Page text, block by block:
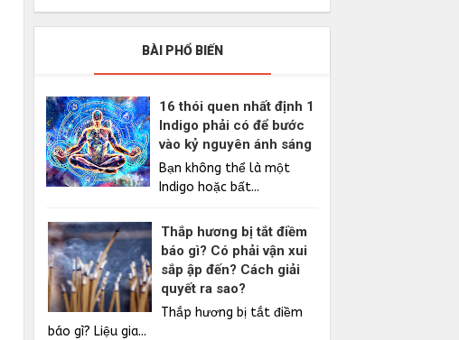
BÀI PHỔ BIẾN
16 thói quen nhất định 1
Indigo phải có để bước
vào kỷ nguyên ánh sáng
Bạn không thể là một
Indigo hoặc bất...
Thắp hương bị tắt điềm
báo gì? Có phải vận xui
sắp ập đến? Cách giải
quyết ra sao?
Thắp hương bị tắt điềm
báo gì? Liệu gia...